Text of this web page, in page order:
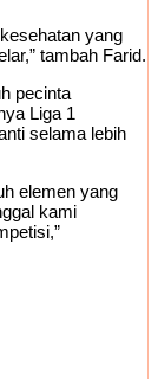
yang
tambah Farid.
pecinta
Liga 1
selama lebih
elemen yang
kami